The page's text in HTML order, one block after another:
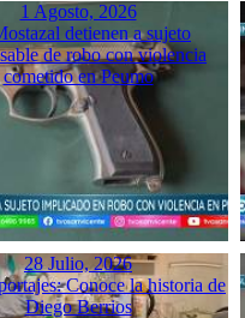
1 Agosto, 2026
detienen a sujeto
de robo con violencia
cometido en Peumo
28 Julio, 2026
Conoce la historia de
Diego Berrios